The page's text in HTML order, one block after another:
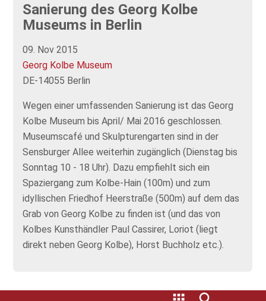
Sanierung des Georg Kolbe
Museums in Berlin
09. Nov 2015
Georg Kolbe Museum
DE-14055 Berlin
Wegen einer umfassenden Sanierung ist das Georg
Kolbe Museum bis April/ Mai 2016 geschlossen.
Museumscafé und Skulpturengarten sind in der
Sensburger Allee weiterhin zugänglich (Dienstag bis
Sonntag 10 - 18 Uhr). Dazu empfiehlt sich ein
Spaziergang zum Kolbe-Hain (100m) und zum
idyllischen Friedhof Heerstraße (500m) auf dem das
Grab von Georg Kolbe zu finden ist (und das von
Kolbes Kunsthändler Paul Cassirer, Loriot (liegt
direkt neben Georg Kolbe), Horst Buchholz etc.).